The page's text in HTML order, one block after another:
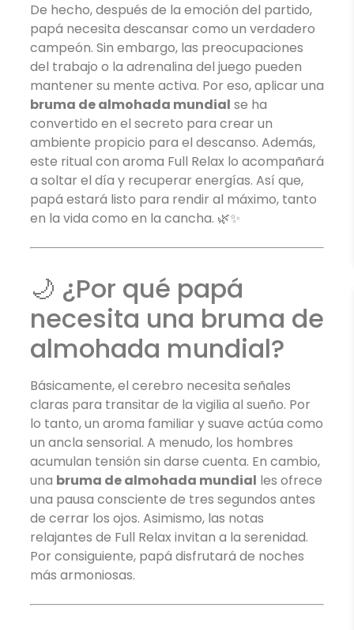
De hecho, después de la emoción del partido,
papá necesita descansar como un verdadero
campeón. Sin embargo, las preocupaciones
del trabajo o la adrenalina del juego pueden
mantener su mente activa. Por eso, aplicar una
bruma de almohada mundial se ha
convertido en el secreto para crear un
ambiente propicio para el descanso. Además,
este ritual con aroma Full Relax lo acompañará
a soltar el día y recuperar energías. Así que,
papá estará listo para rendir al máximo, tanto
en la vida como en la cancha. 🌿✨
🌙 ¿Por qué papá
necesita una bruma de
almohada mundial?
Básicamente, el cerebro necesita señales
claras para transitar de la vigilia al sueño. Por
lo tanto, un aroma familiar y suave actúa como
un ancla sensorial. A menudo, los hombres
acumulan tensión sin darse cuenta. En cambio,
una bruma de almohada mundial les ofrece
una pausa consciente de tres segundos antes
de cerrar los ojos. Asimismo, las notas
relajantes de Full Relax invitan a la serenidad.
Por consiguiente, papá disfrutará de noches
más armoniosas.